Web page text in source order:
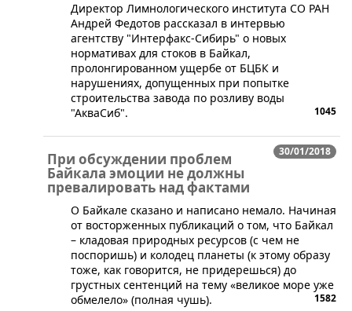
​Директор Лимнологического института СО РАН
Андрей Федотов рассказал в интервью
агентству "Интерфакс-Сибирь" о новых
нормативах для стоков в Байкал,
пролонгированном ущербе от БЦБК и
нарушениях, допущенных при попытке
строительства завода по розливу воды
"АкваСиб".
1045
30/01/2018
При обсуждении проблем
Байкала эмоции не должны
превалировать над фактами
​О Байкале сказано и написано немало. Начиная
от восторженных публикаций о том, что Байкал
– кладовая природных ресурсов (с чем не
поспоришь) и колодец планеты (к этому образу
тоже, как говорится, не придерешься) до
грустных сентенций на тему «великое море уже
обмелело» (полная чушь).
1582